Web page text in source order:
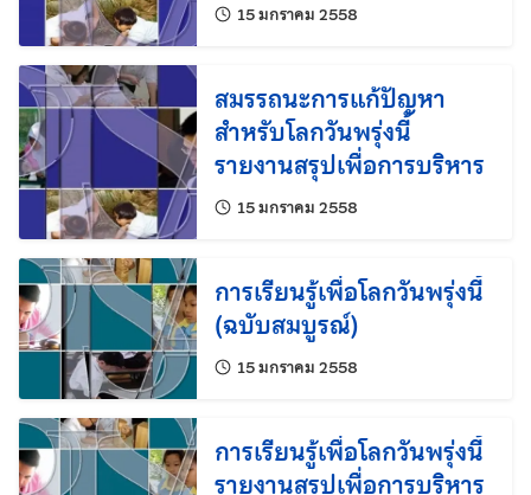
15 มกราคม 2558แก้ไขล่าสุดเมื่อ:
สมรรถนะการแก้ปัญหา
สำหรับโลกวันพรุ่งนี้
รายงานสรุปเพื่อการบริหาร
15 มกราคม 2558แก้ไขล่าสุดเมื่อ:
การเรียนรู้เพื่อโลกวันพรุ่งนี้
(ฉบับสมบูรณ์)
15 มกราคม 2558แก้ไขล่าสุดเมื่อ:
การเรียนรู้เพื่อโลกวันพรุ่งนี้
รายงานสรุปเพื่อการบริหาร